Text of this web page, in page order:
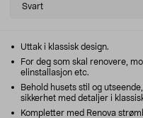
variant
Svart
Uttak i klassisk design.
For deg som skal renovere,
elinstallasjon etc.
Behold husets stil og
sikkerhet med detaljer i
Kompletter med Renova